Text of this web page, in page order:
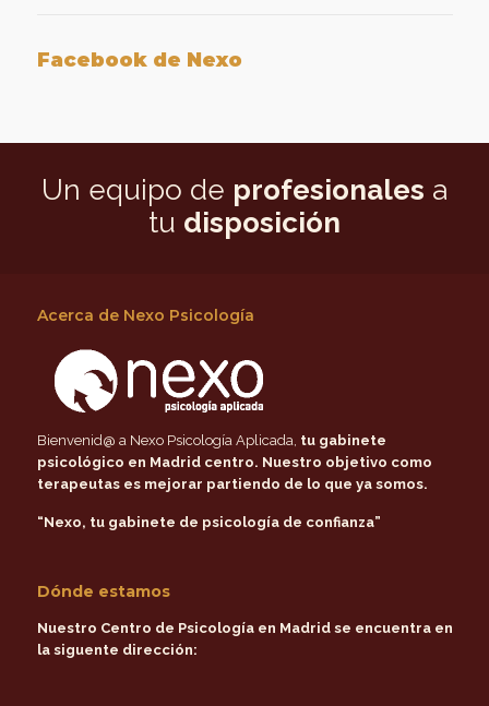
Facebook de Nexo
Un equipo de profesionales a
tu disposición
Acerca de Nexo Psicología
Bienvenid@ a Nexo Psicología Aplicada, tu gabinete
psicológico en Madrid centro. Nuestro objetivo como
terapeutas es mejorar partiendo de lo que ya somos.
“Nexo, tu gabinete de psicología de confianza”
Dónde estamos
Nuestro Centro de Psicología en Madrid se encuentra en
la siguente dirección: